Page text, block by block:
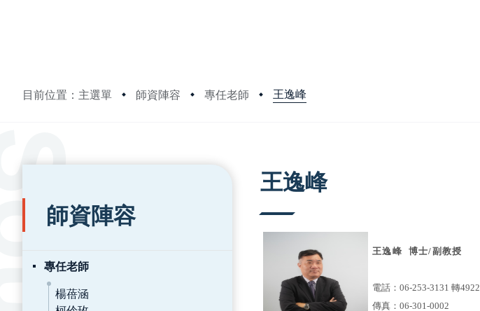
目前位置：主選單 師資陣容 專任老師 王逸峰
:::
師資陣容
專任老師
楊蓓涵
王逸峰
王逸峰 博士/副教授
電話： 06-253-3131 轉4922
傳真： 06-301-0002